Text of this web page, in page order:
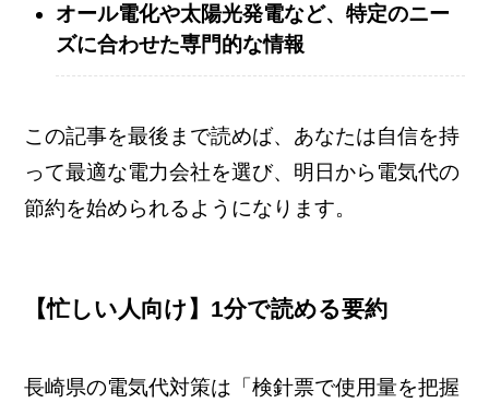
オール電化や太陽光発電など、特定のニー
ズに合わせた専門的な情報
この記事を最後まで読めば、あなたは自信を持
って最適な電力会社を選び、明日から電気代の
節約を始められるようになります。
【忙しい人向け】1分で読める要約
長崎県の電気代対策は「検針票で使用量を把握